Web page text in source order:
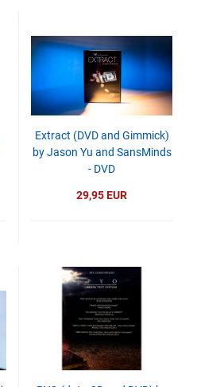
Extract (DVD and Gimmick)
by Jason Yu and SansMinds
- DVD
29,95 EUR